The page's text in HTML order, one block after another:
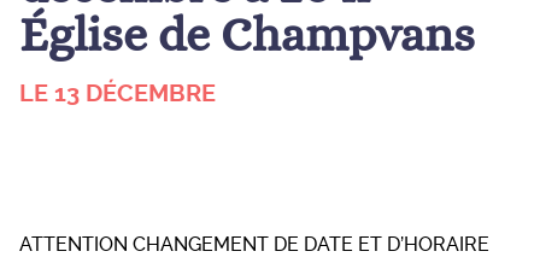
Église de Champvans
LE 13 DÉCEMBRE
ATTENTION CHANGEMENT DE DATE ET D’HORAIRE